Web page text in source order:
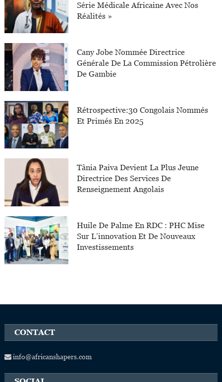
Série Médicale Africaine Avec Nos
Réalités »
Cany Jobe Nommée Directrice
Générale De La Commission Pétrolière
De Gambie
Rétrospective:30 Congolais Nommés
Et Primés En 2025
Tânia Paiva Devient La Plus Jeune
Directrice Des Services De
Renseignement Angolais
Huile De Palme En RDC : PHC Mise
Sur L’innovation Et De Nouveaux
Investissements
CONTACT
info@africanshapers.com